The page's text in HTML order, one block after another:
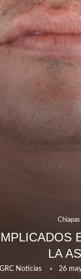
Chiapas
LA
Noticias 26